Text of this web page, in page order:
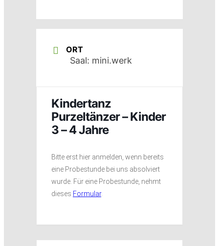
ORT
Saal: mini.werk
Kindertanz
Purzeltänzer – Kinder
3 – 4 Jahre
Bitte erst hier anmelden, wenn bereits
eine Probestunde bei uns absolviert
wurde. Für eine Probestunde, nehmt
dieses Formular.